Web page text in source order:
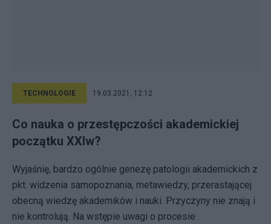
TECHNOLOGIE 19.03.2021, 12:12
Co nauka o przestępczości akademickiej
początku XXIw?
Wyjaśnię, bardzo ogólnie genezę patologii akademickich z
pkt. widzenia samopoznania, metawiedzy, przerastającej
obecną wiedzę akademików i nauki. Przyczyny nie znają i
nie kontrolują. Na wstępie uwagi o procesie